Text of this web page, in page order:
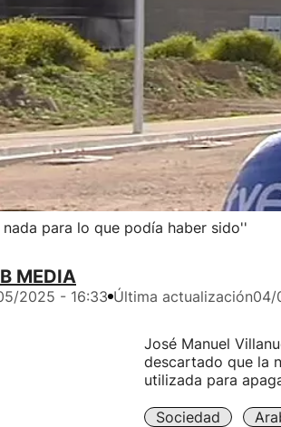
para lo que podía haber sido''
MEDIA
2025 - 16:33 Última actualización04/
José Manuel
descartado que la
utilizada para
Sociedad